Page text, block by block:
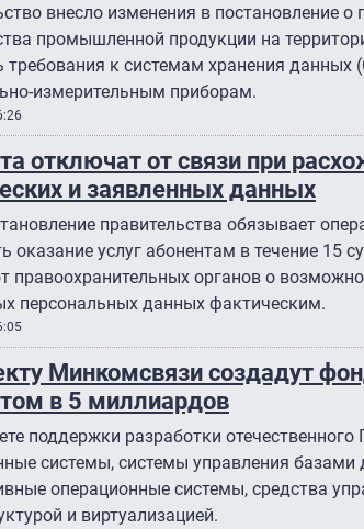
внесло изменения в постановление о
промышленной продукции на
требования к системам хранения
измерительным приборам.
отключат от связи при
и заявленных данных
правительства обязывает
оказание услуг абонентам в течение 15
правоохранительных органов о
персональных данных фактическим.
Минкомсвязи создадут
в 5 миллиардов
поддержки разработки
системы, системы управления базами
операционные системы, средства
и виртуализацией.